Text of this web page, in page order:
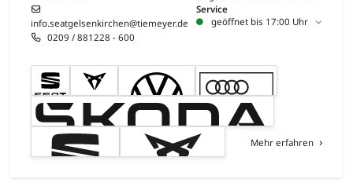
info.seatgelsenkirchen@tiemeyer.de
0209 / 881228 - 600
Service
geöffnet bis 17:00 Uhr
Mehr erfahren